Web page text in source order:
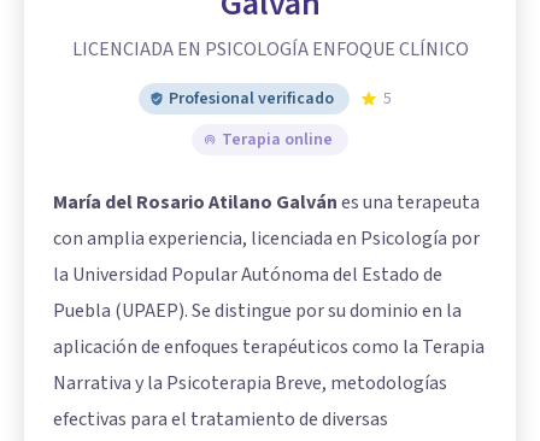
LICENCIADA EN PSICOLOGÍA ENFOQUE CLÍNICO
Profesional verificado
5
Terapia online
María del Rosario Atilano Galvánes una terapeuta
con amplia experiencia, licenciada en Psicología por
la Universidad Popular Autónoma del Estado de
Puebla (UPAEP). Se distingue por su dominio en la
aplicación de enfoques terapéuticos como la Terapia
Narrativa y la Psicoterapia Breve, metodologías
efectivas para el tratamiento de diversas